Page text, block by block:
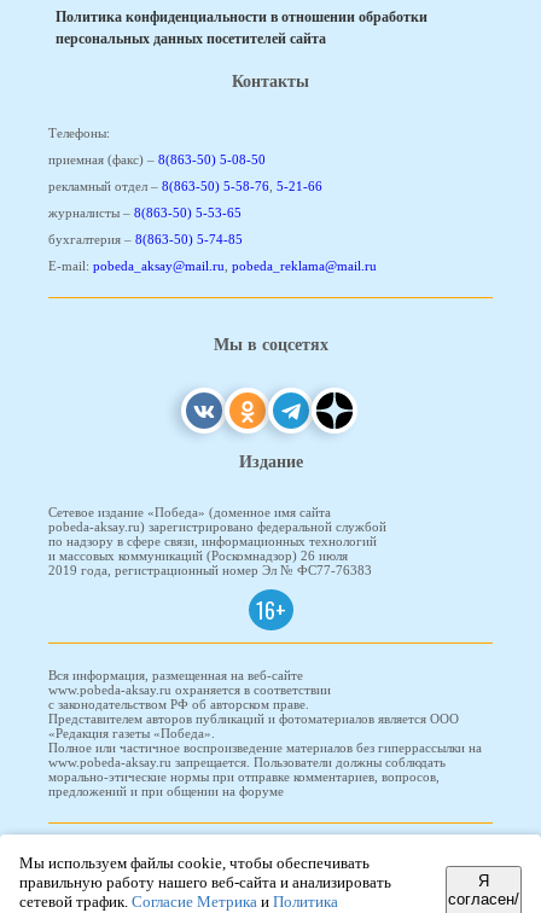
Политика конфиденциальности в отношении обработки
персональных данных посетителей сайта
Контакты
Телефоны:
приемная (факс) – 8(863-50) 5-08-50
рекламный отдел – 8(863-50) 5-58-76 5-21-66
журналисты – 8(863-50) 5-53-65
бухгалтерия – 8(863-50) 5-74-85
E-mail: pobeda_aksay@mail.ru pobeda_reklama@mail.ru
Мы в соцсетях
Издание
Сетевое издание «Победа» (доменное имя сайта
pobeda-aksay.ru) зарегистрировано федеральной службой
по надзору в сфере связи, информационных технологий
и массовых коммуникаций (Роскомнадзор) 26 июля
2019 года, регистрационный номер Эл № ФС77-76383
16+
Вся информация, размещенная на веб-сайте
www.pobeda-aksay.ru охраняется в соответствии
с законодательством РФ об авторском праве.
Представителем авторов публикаций и фотоматериалов является ООО
«Редакция газеты «Победа».
Полное или частичное воспроизведение материалов без гиперрассылки на
www.pobeda-aksay.ru запрещается. Пользователи должны соблюдать
морально-этические нормы при отправке комментариев, вопросов,
предложений и при общении на форуме
Мы используем файлы cookie, чтобы обеспечивать
правильную работу нашего веб-сайта и анализировать
сетевой трафик. Согласие Метрика и Политика
Я
согласен/